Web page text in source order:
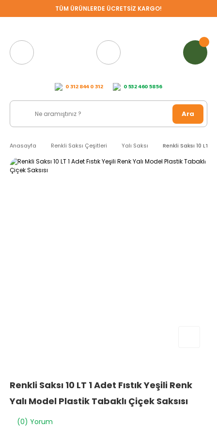
TÜM ÜRÜNLERDE ÜCRETSİZ KARGO!
0 312 844 0 312 0 532 460 58 56
Ara
Anasayfa Renkli Saksı Çeşitleri Yalı Saksı Renkli Saksı 10 LT
Renkli Saksı 10 LT 1 Adet Fıstık Yeşili Renk
Yalı Model Plastik Tabaklı Çiçek Saksısı
(0) Yorum